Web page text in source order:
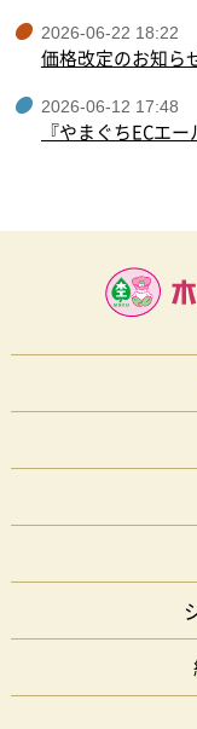
2026-06-22 18:22
価格改定のお知ら
2026-06-12 17:48
『やまぐちECエ